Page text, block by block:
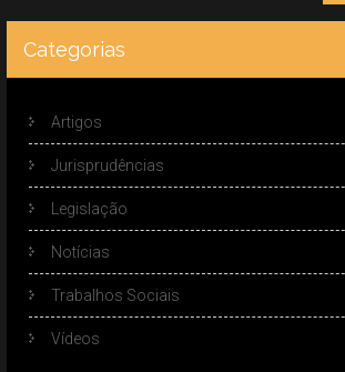
Categorias
Artigos
Jurisprudências
Legislação
Notícias
Trabalhos Sociais
Vídeos